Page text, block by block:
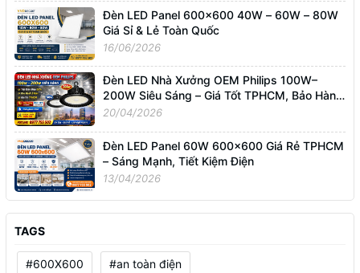
Đèn LED Panel 600x600 40W – 60W – 80W
Giá Sỉ & Lẻ Toàn Quốc
16/06/2026
Đèn LED Nhà Xưởng OEM Philips 100W–
200W Siêu Sáng – Giá Tốt TPHCM, Bảo Hành
3 Năm
20/04/2026
Đèn LED Panel 60W 600x600 Giá Rẻ TPHCM
– Sáng Mạnh, Tiết Kiệm Điện
13/04/2026
TAGS
#600X600 #an toàn điện